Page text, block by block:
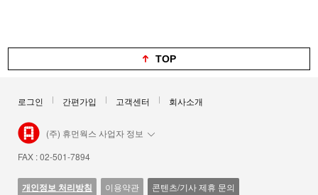
TOP
로그인 간편가입 고객센터 회사소개
(주) 휴먼웍스 사업자 정보
FAX : 02-501-7894
개인정보 처리방침 이용약관 콘텐츠/기사 제휴 문의